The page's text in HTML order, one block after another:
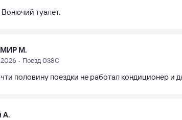
туалет.
М.
• Поезд 038С
половину поездки не работал кондиционер и
А.